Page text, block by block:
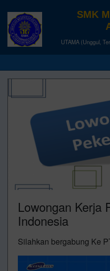
SMK
UTAMA (Unggul,
Lowongan Kerja
Indonesia
Silahkan bergabung Ke